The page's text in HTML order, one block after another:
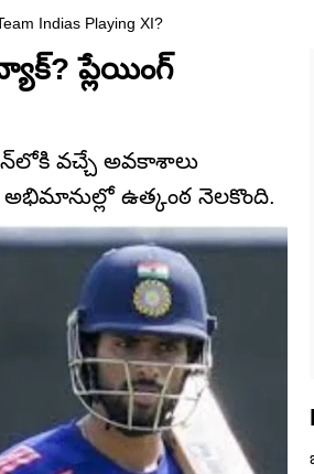
Indias Playing XI?
ప్లేయింగ్
వచ్చే అవకాశాలు
ఉత్కంఠ నెలకొంది.